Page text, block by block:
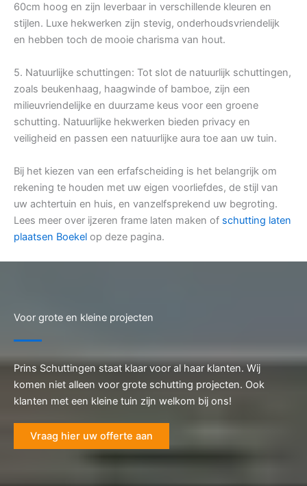
60cm hoog en zijn leverbaar in verschillende kleuren en
stijlen. Luxe hekwerken zijn stevig, onderhoudsvriendelijk
en hebben toch de mooie charisma van hout.
5. Natuurlijke schuttingen: Tot slot de natuurlijk schuttingen,
zoals beukenhaag, haagwinde of bamboe, zijn een
milieuvriendelijke en duurzame keus voor een groene
schutting. Natuurlijke hekwerken bieden privacy en
veiligheid en passen een natuurlijke aura toe aan uw tuin.
Bij het kiezen van een erfafscheiding is het belangrijk om
rekening te houden met uw eigen voorliefdes, de stijl van
uw achtertuin en huis, en vanzelfsprekend uw begroting.
Lees meer over ijzeren frame laten maken of schutting laten
plaatsen Boekel op deze pagina.
Voor grote en kleine projecten
Prins Schuttingen staat klaar voor al haar klanten. Wij
komen niet alleen voor grote schutting projecten. Ook
klanten met een kleine tuin zijn welkom bij ons!
Vraag hier uw offerte aan